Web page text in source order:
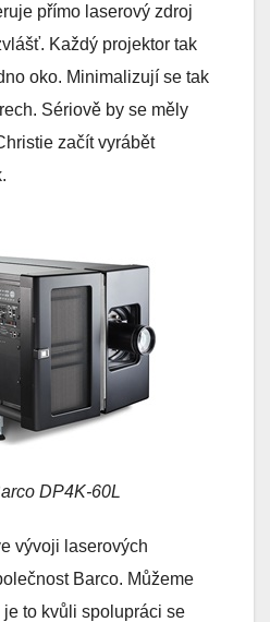
přímo laserový zdroj
Každý projektor tak
oko. Minimalizují se tak
Sériově by se měly
začít vyrábět
DP4K-60L
vývoji laserových
Barco. Můžeme
to kvůli spolupráci se